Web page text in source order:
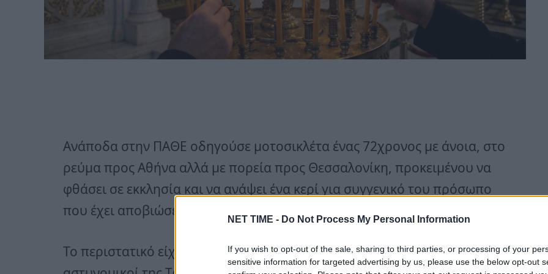
NET TIME - Do Not Process My Personal Information
If you wish to opt-out of the sale, sharing to third parties, or processing of your
sensitive information for targeted advertising by us, please use the below opt-out
Ανάποδα στην ΠΑΘΕ οδηγούσε μοτοσικλέτα ένας 72χρονος με άνοια, στο
ρεύμα προς Αθήνα αλλά με πορεία προς Θεσσαλονίκη, προκειμένου να
φθάσει σε εκκλησία και να ανάψει ένα κερί για συγγενικό του πρόσωπο
που έχει αποβιώσει.
Το περιστατικό είχε σημειωθεί στις 27 Οκτωβρίου 2024, όταν